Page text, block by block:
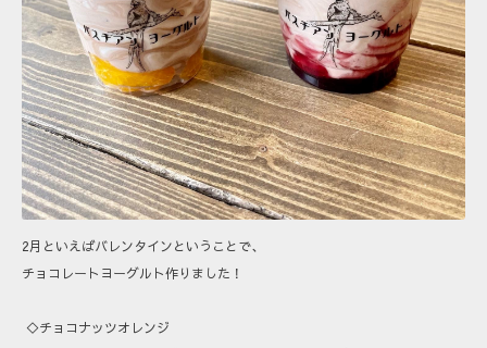
2月といえばバレンタインということで、
チョコレートヨーグルト作りました！
◇チョコナッツオレンジ